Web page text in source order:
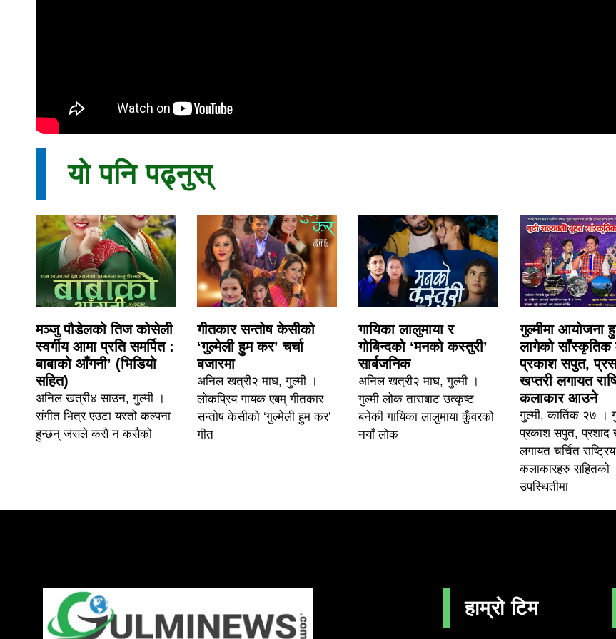
यो पनि पढ्नुस्
मञ्जु पौडेलको तिज कोसेली
स्वर्गीय आमा प्रति समर्पित :
बाबाको आँगनी’ (भिडियो
सहित)
अनिल खत्री४ साउन, गुल्मी ।
संगीत भित्र एउटा यस्तो कल्पना
हुन्छन् जसले कसै न कसैको
गीतकार सन्तोष केसीको
‘गुल्मेली हुम कर’ चर्चा
बजारमा
अनिल खत्री२ माघ, गुल्मी ।
लोकप्रिय गायक एबम् गीतकार
सन्तोष केसीको ‘गुल्मेली हुम कर’
गीत
गायिका लालुमाया र
गोबिन्दको ‘मनको कस्तुरी’
सार्बजनिक
अनिल खत्री२ माघ, गुल्मी ।
गुल्मी लोक ताराबाट उत्कृष्ट
बनेकी गायिका लालुमाया कुँवरको
नयाँ लोक
गुल्मीमा आयोजना
लागेको साँस्कृतिक
प्रकाश सपुत,
खप्तरी लगायत
कलाकार आउने
गुल्मी, कार्तिक २७ ।
प्रकाश सपुत, प्रशाद
लगायत चर्चित राष्ट्रिय
कलाकारहरु सहितको
उपस्थितीमा
हाम्रो टिम